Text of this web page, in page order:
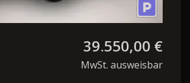
39.550,00 €
MwSt. ausweisbar